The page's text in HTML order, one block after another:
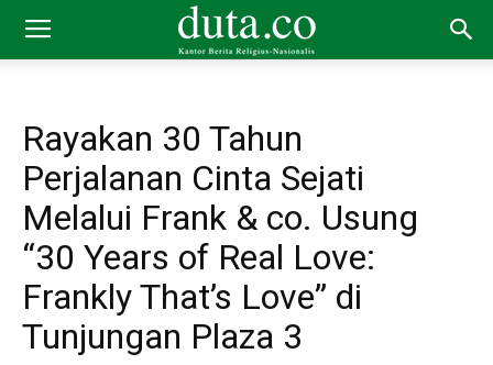
Rayakan 30 Tahun
Perjalanan Cinta Sejati
Melalui Frank & co. Usung
“30 Years of Real Love:
Frankly That’s Love” di
Tunjungan Plaza 3